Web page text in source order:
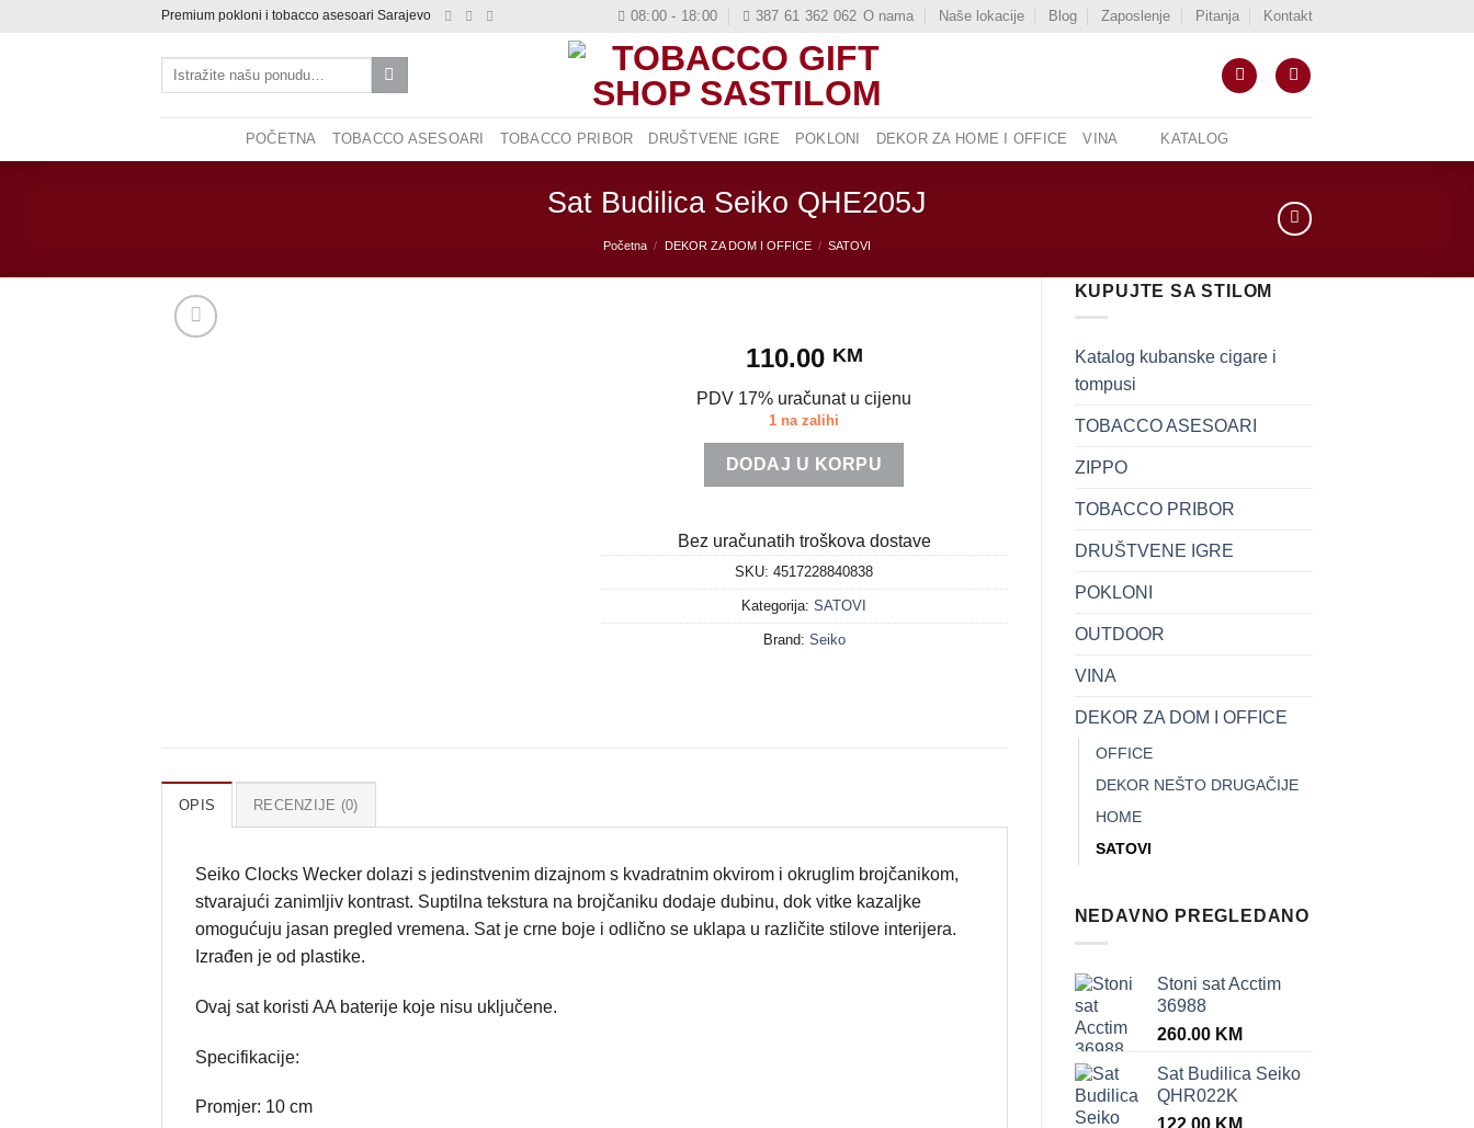
Premium pokloni i tobacco asesoari Sarajevo 08:00 - 18:00 387 61 362 062 O nama Naše lokacije Blog Zaposlenje Pitanja Kontakt
Pretraži:
POČETNA TOBACCO ASESOARI TOBACCO PRIBOR DRUŠTVENE IGRE POKLONI DEKOR ZA HOME I OFFICE VINA KATALOG
Sat Budilica Seiko QHE205J
Početna / DEKOR ZA DOM I OFFICE / SATOVI
KUPUJTE SA STILOM
Katalog kubanske cigare i
tompusi
TOBACCO ASESOARI
ZIPPO
TOBACCO PRIBOR
DRUŠTVENE IGRE
POKLONI
OUTDOOR
VINA
DEKOR ZA DOM I OFFICE
OFFICE
DEKOR NEŠTO DRUGAČIJE
HOME
SATOVI
NEDAVNO PREGLEDANO
Stoni sat Acctim
36988
260.00 KM
Sat Budilica Seiko
QHR022K
122.00 KM
110.00 KM
PDV 17% uračunat u cijenu
1 na zalihi
DODAJ U KORPU
Bez uračunatih troškova dostave
SKU:4517228840838
Kategorija:SATOVI
Brand: Seiko
OPIS RECENZIJE (0)
Seiko Clocks Wecker dolazi s jedinstvenim dizajnom s kvadratnim okvirom i okruglim brojčanikom,
stvarajući zanimljiv kontrast. Suptilna tekstura na brojčaniku dodaje dubinu, dok vitke kazaljke
omogućuju jasan pregled vremena. Sat je crne boje i odlično se uklapa u različite stilove interijera.
Izrađen je od plastike.
Ovaj sat koristi AA baterije koje nisu uključene.
Specifikacije:
Promjer: 10 cm